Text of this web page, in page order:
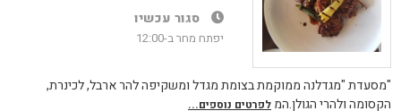
סגור עכשיו
יפתח מחר ב-12:00
"מסעדת "מגדלנה ממוקמת בצומת מגדל ומשקיפה להר ארבל, לכינרת,
הקסומה ולהרי הגולן.המ לפרטים נוספים...